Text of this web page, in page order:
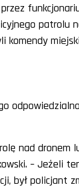
patrolu
komendy
nad dronem
– Jeżeli
był policjant